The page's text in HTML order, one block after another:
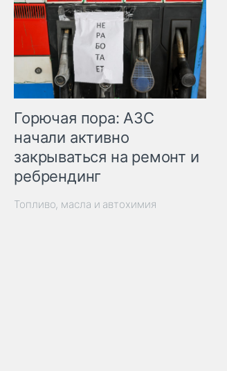
Горючая пора: АЗС
начали активно
закрываться на ремонт и
ребрендинг
Топливо, масла и автохимия